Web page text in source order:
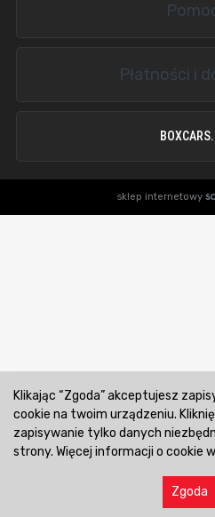
Płatności i
sklep internetowy
Klikając “Zgoda” akceptujesz
cookie na twoim urządzeniu.
zapisywanie tylko danych
strony. Więcej informacji o cookie w
Zgoda